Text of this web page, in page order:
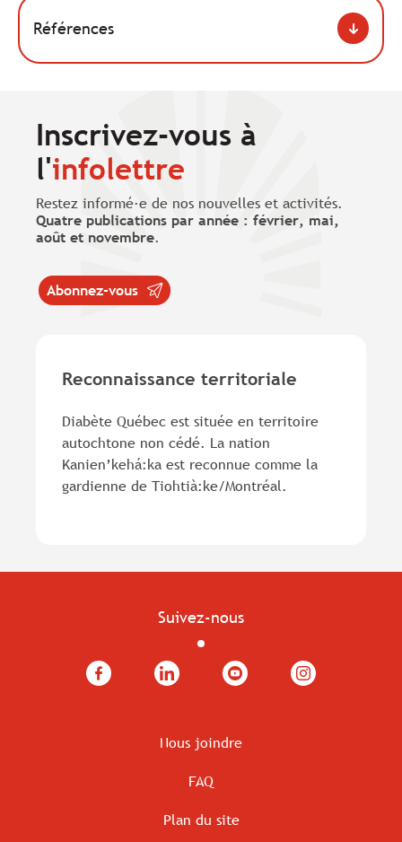
Références
Inscrivez-vous à
l'infolettre
Restez informé·e de nos nouvelles et activités.
Quatre publications par année : février, mai,
août et novembre.
Abonnez-vous
Reconnaissance territoriale
Diabète Québec est située en territoire
autochtone non cédé. La nation
Kanien’kehá:ka est reconnue comme la
gardienne de Tiohtià:ke/Montréal.
Suivez-nous
Facebook LinkedIn YouTube Instagram
Nous joindre
FAQ
Plan du site